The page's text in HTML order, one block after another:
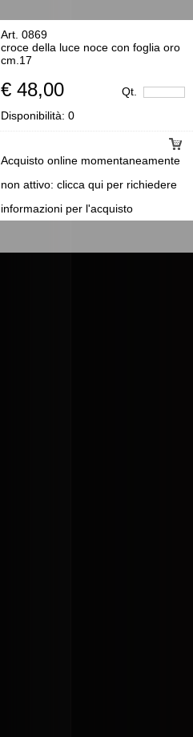
Art. 0869
croce della luce noce con foglia oro
cm.17
€ 48,00 Qt.
Acquisto online momentaneamente
non attivo: clicca qui per richiedere
informazioni per l'acquisto
Disponibilità: 0